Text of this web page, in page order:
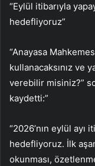
“Eylül itibarıyla
hedefliyoruz”
“Anayasa
kullanacaksınız ve
verebilir misiniz?”
kaydetti:”
“2026’nın eylül ayı
hedefliyoruz. İlk
okunması,